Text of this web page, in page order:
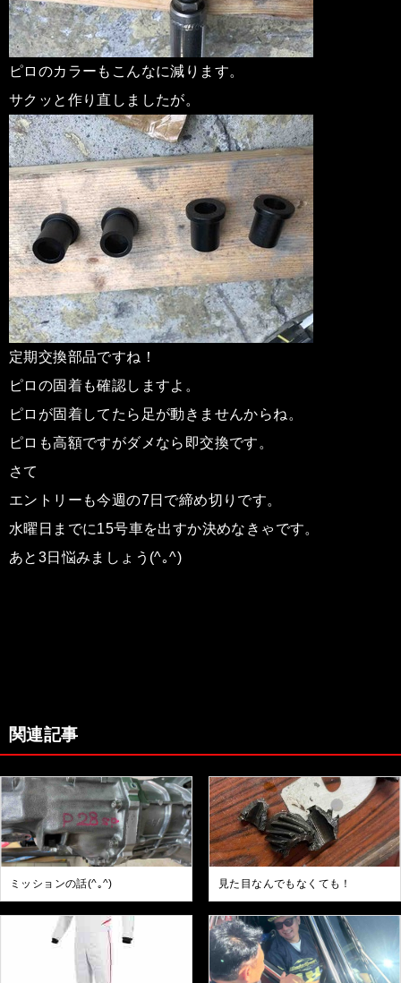
ピロのカラーもこんなに減ります。
サクッと作り直しましたが。
定期交換部品ですね！
ピロの固着も確認しますよ。
ピロが固着してたら足が動きませんからね。
ピロも高額ですがダメなら即交換です。
さて
エントリーも今週の7日で締め切りです。
水曜日までに15号車を出すか決めなきゃです。
あと3日悩みましょう(^｡^)
関連記事
ミッションの話(^｡^) 見た目なんでもなくても！